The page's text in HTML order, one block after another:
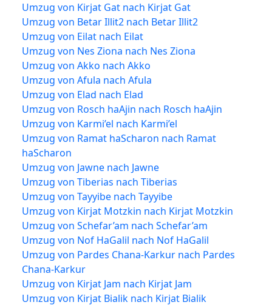
Umzug von Kirjat Gat nach Kirjat Gat
Umzug von Betar Illit2 nach Betar Illit2
Umzug von Eilat nach Eilat
Umzug von Nes Ziona nach Nes Ziona
Umzug von Akko nach Akko
Umzug von Afula nach Afula
Umzug von Elad nach Elad
Umzug von Rosch haAjin nach Rosch haAjin
Umzug von Karmi’el nach Karmi’el
Umzug von Ramat haScharon nach Ramat
haScharon
Umzug von Jawne nach Jawne
Umzug von Tiberias nach Tiberias
Umzug von Tayyibe nach Tayyibe
Umzug von Kirjat Motzkin nach Kirjat Motzkin
Umzug von Schefar’am nach Schefar’am
Umzug von Nof HaGalil nach Nof HaGalil
Umzug von Pardes Chana-Karkur nach Pardes
Chana-Karkur
Umzug von Kirjat Jam nach Kirjat Jam
Umzug von Kirjat Bialik nach Kirjat Bialik